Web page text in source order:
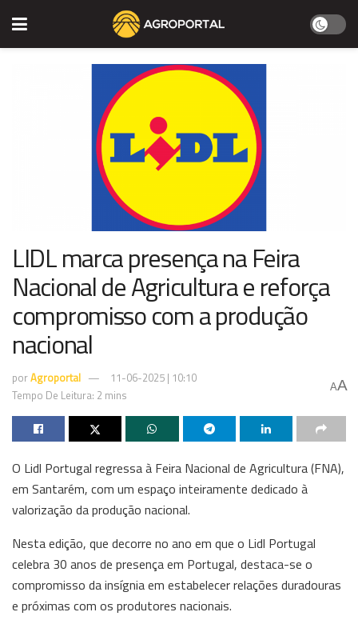
LIDL marca presença na Feira
Nacional de Agricultura e reforça
compromisso com a produção
nacional
porAgroportal
11-06-2025 | 10:10
Tempo De Leitura: 2 mins
AA
O Lidl Portugal regressa à Feira Nacional de Agricultura (FNA),
em Santarém, com um espaço inteiramente dedicado à
valorização da produção nacional.
Nesta edição, que decorre no ano em que o Lidl Portugal
celebra 30 anos de presença em Portugal, destaca-se o
compromisso da insígnia em estabelecer relações duradouras
e próximas com os produtores nacionais.